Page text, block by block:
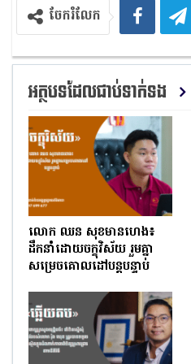
ចែករំលែក
អត្ថបទដែលជាប់ទាក់ទង
លោក ឈន សុខមានហេង៖
ដឹកនាំដោយចក្ខុវិស័យ រួមគ្នា
សម្រេចគោលដៅបន្តបន្ទាប់